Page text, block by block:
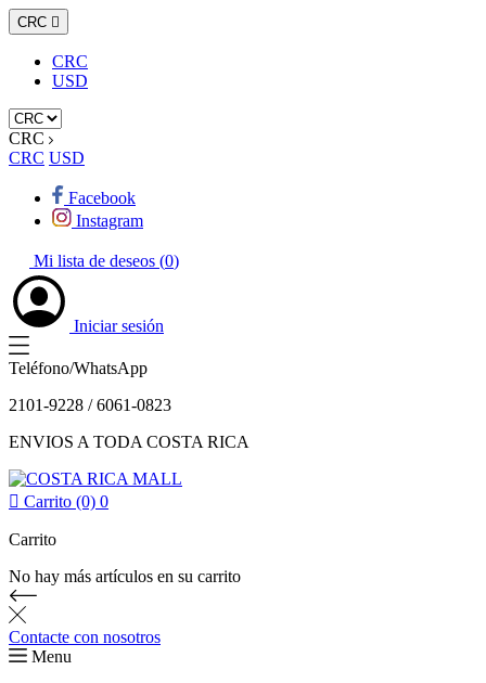
CRC 
CRC
USD
CRC
CRC USD
Facebook
Instagram
Mi lista de deseos (0)
Iniciar sesión
Teléfono/WhatsApp
2101-9228 / 6061-0823
ENVIOS A TODA COSTA RICA
 Carrito (0) 0
Carrito
No hay más artículos en su carrito
Contacte con nosotros
Menu